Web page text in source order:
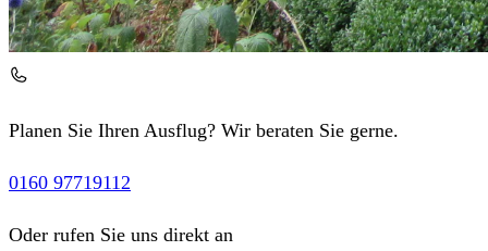
Planen Sie Ihren Ausflug? Wir beraten Sie gerne.
0160 97719112
Oder rufen Sie uns direkt an